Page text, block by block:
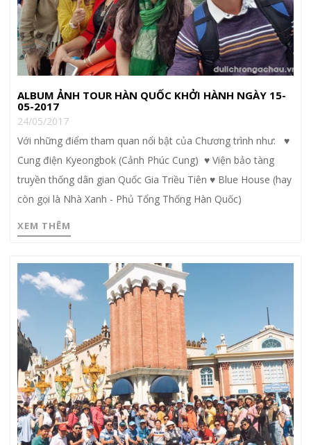
ALBUM ẢNH TOUR HÀN QUỐC KHỞI HÀNH NGÀY 15-
05-2017
24/05/2017
Với những điểm tham quan nổi bật của Chương trình như: ♥
Cung điện Kyeongbok (Cảnh Phúc Cung) ♥ Viện bảo tàng
truyền thống dân gian Quốc Gia Triều Tiên ♥ Blue House (hay
còn gọi là Nhà Xanh - Phủ Tổng Thống Hàn Quốc)
XEM THÊM